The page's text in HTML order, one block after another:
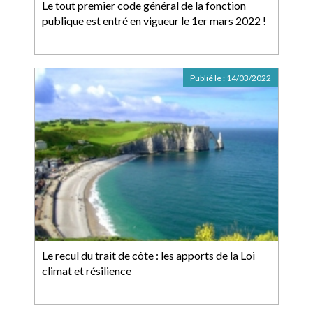
Le tout premier code général de la fonction
publique est entré en vigueur le 1er mars 2022 !
Le recul du trait de côte : les apports de la Loi
climat et résilience
Publié le : 14/03/2022